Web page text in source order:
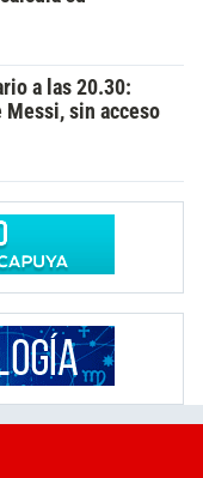
a las 20.30:
sin acceso